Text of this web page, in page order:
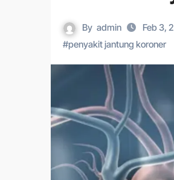
By admin Feb 3,
#penyakit jantung koroner